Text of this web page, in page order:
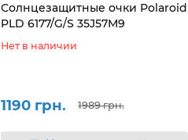
Солнцезащитные очки Polaroid
PLD 6177/G/S 35J57M9
Нет в наличии
1190 грн. 1989 грн.